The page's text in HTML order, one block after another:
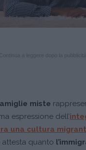
miste
espressione dell’
una cultura
attesta quanto